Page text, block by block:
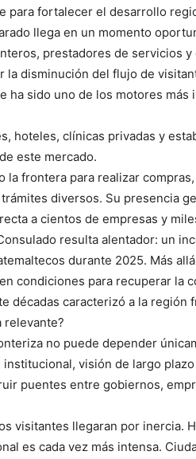
para fortalecer el desarrollo
llega en un momento
prestadores de servicios y
la disminución del flujo de
ha sido uno de los motores más
hoteles, clínicas privadas y
este mercado.
la frontera para realizar
diversos. Su presencia
a cientos de empresas y
resulta alentador: un
durante 2025. Más
condiciones para recuperar la
décadas caracterizó a la región
relevante?
no puede depender
visión de largo
puentes entre gobiernos,
visitantes llegaran por inercia.
es cada vez más intensa.